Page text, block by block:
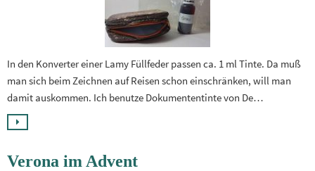
In den Konverter einer Lamy Füllfeder passen ca. 1 ml Tinte. Da muß
man sich beim Zeichnen auf Reisen schon einschränken, will man
damit auskommen. Ich benutze Dokumententinte von De…
Verona im Advent